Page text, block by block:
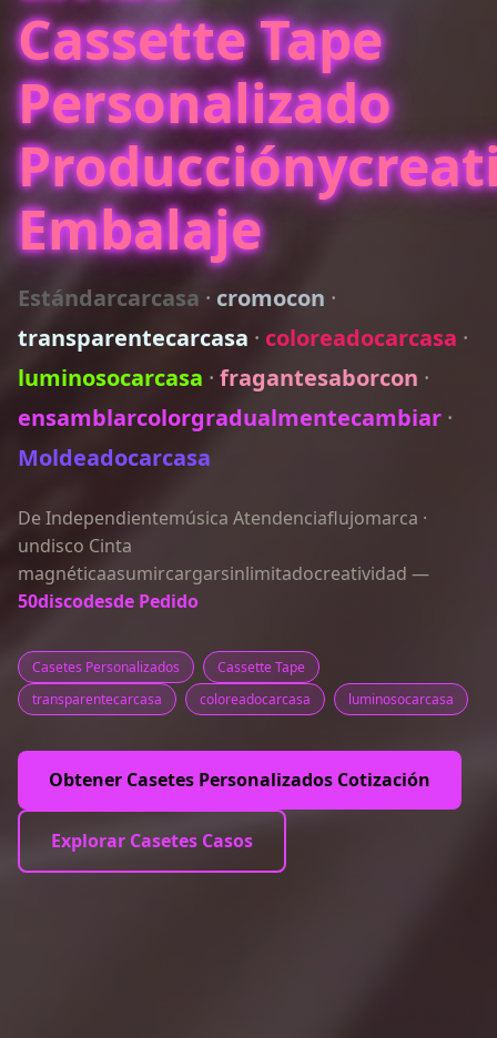
Cassette Tape
Personalizado
Embalaje
Estándarcarcasa · cromocon ·
transparentecarcasa · coloreadocarcasa ·
luminosocarcasa · fragantesaborcon ·
ensamblarcolorgradualmentecambiar ·
Moldeadocarcasa
De Independientemúsica Atendenciaflujomarca ·
undisco Cinta
magnéticaasumircargarsinlimitadocreatividad —
50discodesde Pedido
Casetes Personalizados
Cassette Tape
transparentecarcasa
coloreadocarcasa luminosocarcasa
Obtener Casetes Personalizados Cotización
Explorar Casetes Casos